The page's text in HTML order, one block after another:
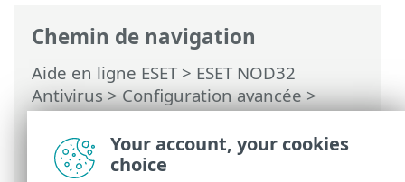
Chemin de navigation
Aide en ligne ESET> ESET NOD32
Antivirus>Configuration avancée>
Notifications>Microsoft Windows®
update>
Boîte de dialogue - Mises à jour
système
> Mise à jour les informations
Your account, your cookies
choice